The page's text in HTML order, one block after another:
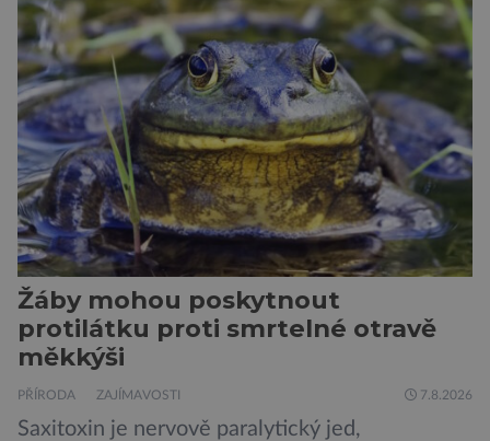
přecitlivěle reaguje na proteiny obsažené v
psích slinách, potu, moči a šupinkách kůže,
zachycených v srsti. Vědci nyní geneticky
upravili psy, aby […]
Žáby mohou poskytnout
protilátku proti smrtelné otravě
měkkýši
PŘÍRODA ZAJÍMAVOSTI 7.8.2026
Saxitoxin je nervově paralytický jed,